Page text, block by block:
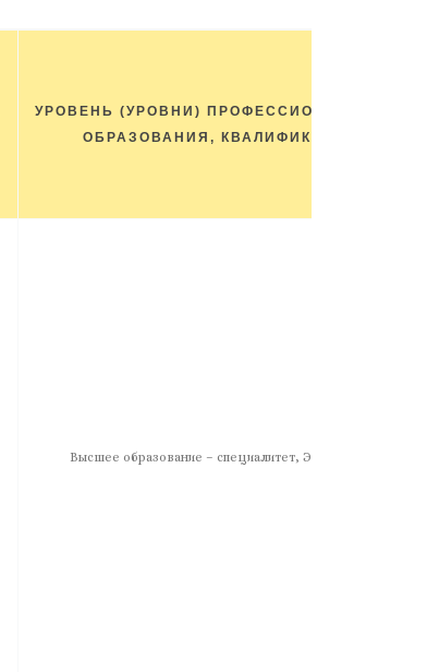
УРОВЕНЬ (УРОВНИ) ПРОФЕССИОНАЛЬНОГО
ОБРАЗОВАНИЯ, КВАЛИФИКАЦИЯ
Высшее образование – специалитет, Экономист